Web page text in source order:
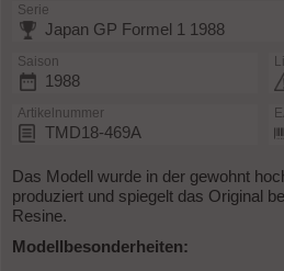
Serie
Japan GP Formel 1 1988
Saison
1988
Artikelnummer
TMD18-469A
Das Modell wurde in der gewohnt
produziert und spiegelt das Original
Resine.
Modellbesonderheiten: